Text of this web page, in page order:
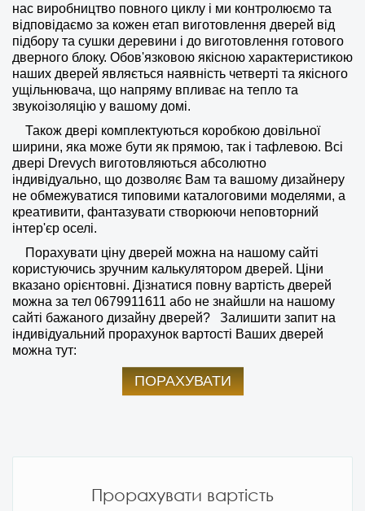
нас виробництво повного циклу і ми контролюємо та
відповідаємо за кожен етап виготовлення дверей від
підбору та сушки деревини і до виготовлення готового
дверного блоку. Обов'язковою якісною характеристикою
наших дверей являється наявність четверті та якісного
ущільнювача, що напряму впливає на тепло та
звукоізоляцію у вашому домі.
Також двері комплектуються коробкою довільної
ширини, яка може бути як прямою, так і тафлевою. Всі
двері Drevych виготовляються абсолютно
індивідуально, що дозволяє Вам та вашому дизайнеру
не обмежуватися типовими каталоговими моделями, а
креативити, фантазувати створюючи неповторний
інтер'єр оселі.
Порахувати ціну дверей можна на нашому сайті
користуючись зручним калькулятором дверей. Ціни
вказано орієнтовні. Дізнатися повну вартість дверей
можна за тел 0679911611 або не знайшли на нашому
сайті бажаного дизайну дверей?
Залишити запит на
індивідуальний прорахунок вартості Ваших дверей
можна тут:
ПОРАХУВАТИ
Прорахувати вартість